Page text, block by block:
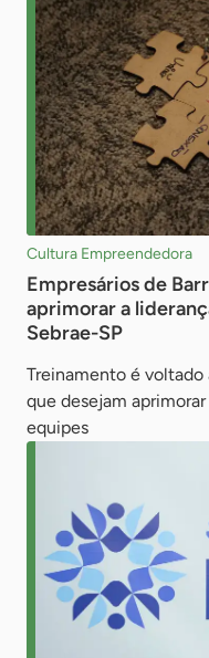
Cultura Empreendedora
Empresários de
aprimorar a
Sebrae-SP
Treinamento é
que desejam
equipes